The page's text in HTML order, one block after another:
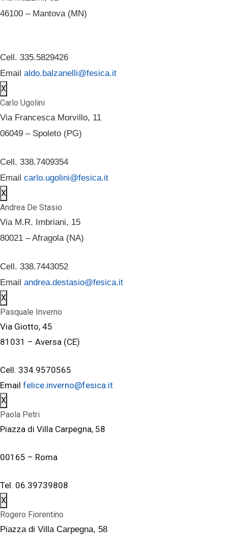
46100 – Mantova (MN)
Cell. 335.5829426
Email aldo.balzanelli@fesica.it
X
Carlo Ugolini
Via Francesca Morvillo, 11
06049 – Spoleto (PG)
Cell. 338.7409354
Email carlo.ugolini@fesica.it
X
Andrea De Stasio
Via M.R. Imbriani, 15
80021 – Afragola (NA)
Cell. 338.7443052
Email andrea.destasio@fesica.it
X
Pasquale Inverno
Via Giotto, 45
81031 – Aversa (CE)
Cell. 334.9570565
Email felice.inverno@fesica.it
X
Paola Petri
Piazza di Villa Carpegna, 58
00165 – Roma
Tel. 06.39739808
X
Rogero Fiorentino
Piazza di Villa Carpegna, 58